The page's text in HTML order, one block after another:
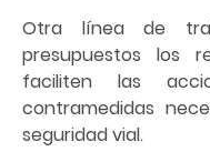
Otra línea de
presupuestos los
faciliten las
contramedidas
seguridad vial.